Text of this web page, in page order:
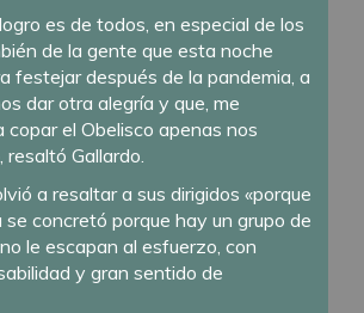
es de todos, en especial de los
de la gente que esta noche
festejar después de la pandemia, a
dar otra alegría y que, me
copar el Obelisco apenas nos
resaltó Gallardo.
a resaltar a sus dirigidos «porque
concretó porque hay un grupo de
le escapan al esfuerzo, con
y gran sentido de